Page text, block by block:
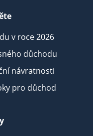
v roce 2026
důchodu
návratnosti
pro důchod